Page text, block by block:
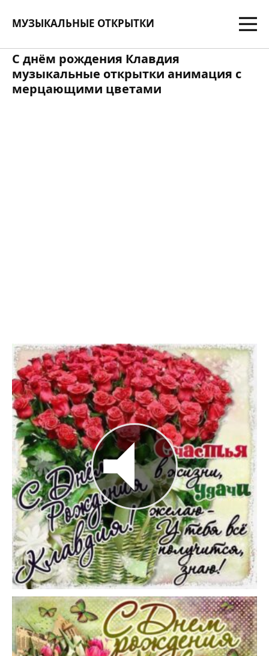
МУЗЫКАЛЬНЫЕ ОТКРЫТКИ
С днём рождения Клавдия
музыкальные открытки анимация с
мерцающими цветами